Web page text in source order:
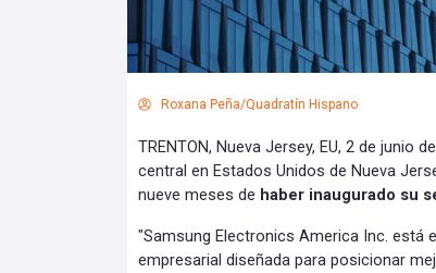
Roxana Peña/Quadratín Hispano
TRENTON, Nueva Jersey, EU, 2 de junio
central en Estados Unidos de Nueva
nueve meses de haber inaugurado su
"Samsung Electronics America Inc. está
empresarial diseñada para posicionar